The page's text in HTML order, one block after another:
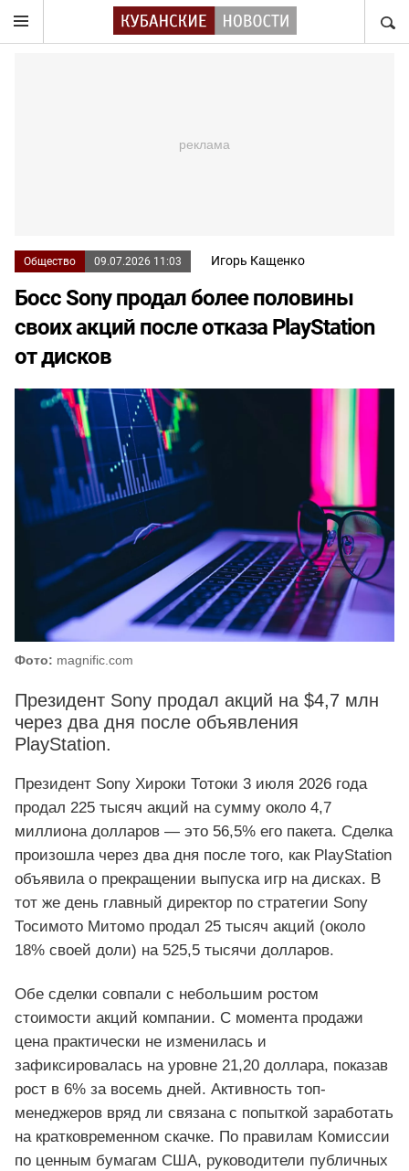
Общество 09.07.2026 11:03 Игорь Кащенко
Босс Sony продал более половины
своих акций после отказа PlayStation
от дисков
Фото: magnific.com
Президент Sony продал акций на $4,7 млн
через два дня после объявления
PlayStation.
Президент Sony Хироки Тотоки 3 июля 2026 года
продал 225 тысяч акций на сумму около 4,7
миллиона долларов — это 56,5% его пакета. Сделка
произошла через два дня после того, как PlayStation
объявила о прекращении выпуска игр на дисках. В
тот же день главный директор по стратегии Sony
Тосимото Митомо продал 25 тысяч акций (около
18% своей доли) на 525,5 тысячи долларов.
Обе сделки совпали с небольшим ростом
стоимости акций компании. С момента продажи
цена практически не изменилась и
зафиксировалась на уровне 21,20 доллара, показав
рост в 6% за восемь дней. Активность топ-
менеджеров вряд ли связана с попыткой заработать
на кратковременном скачке. По правилам Комиссии
по ценным бумагам США, руководители публичных